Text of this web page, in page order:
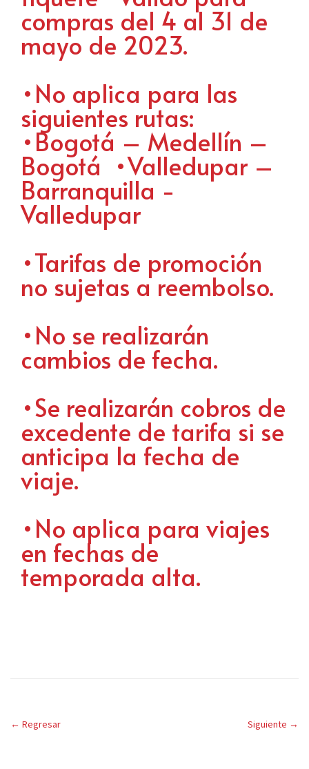
compras del 4 al 31 de
mayo de 2023.
•No aplica para las
siguientes rutas:
•Bogotá – Medellín –
Bogotá •Valledupar –
Barranquilla -
Valledupar
•Tarifas de promoción
no sujetas a reembolso.
•No se realizarán
cambios de fecha.
•Se realizarán cobros de
excedente de tarifa si se
anticipa la fecha de
viaje.
•No aplica para viajes
en fechas de
temporada alta.
← Regresar Siguiente →